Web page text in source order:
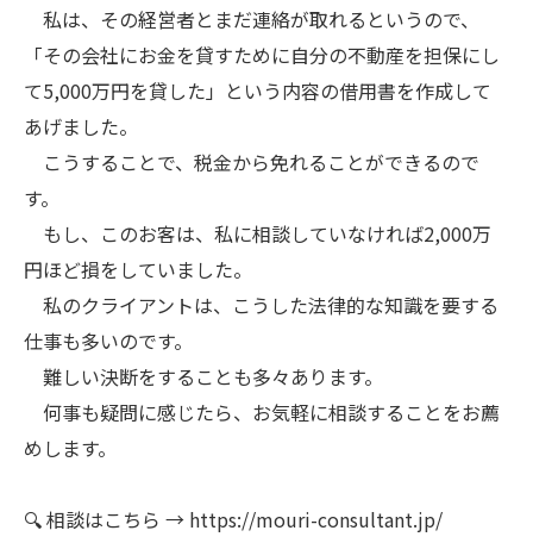
私は、その経営者とまだ連絡が取れるというので、
「その会社にお金を貸すために自分の不動産を担保にし
て5,000万円を貸した」という内容の借用書を作成して
あげました。
こうすることで、税金から免れることができるので
す。
もし、このお客は、私に相談していなければ2,000万
円ほど損をしていました。
私のクライアントは、こうした法律的な知識を要する
仕事も多いのです。
難しい決断をすることも多々あります。
何事も疑問に感じたら、お気軽に相談することをお薦
めします。
🔍 相談はこちら → https://mouri-consultant.jp/